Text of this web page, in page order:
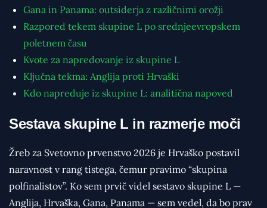
Gana in Panama: outsiderja z različnimi orožji
Razpored tekem skupine L po srednjeevropskem
poletnem času
Kvote za napredovanje iz skupine L
Ključna tekma: Anglija proti Hrvaški
Kdo napreduje iz skupine L: analitična napoved
Sestava skupine L in razmerje moči
Žreb za Svetovno prvenstvo 2026 je Hrvaško postavil
naravnost v rang tistega, čemur pravimo “skupina
polfinalistov”. Ko sem prvič videl sestavo skupine L —
Anglija, Hrvaška, Gana, Panama — sem vedel, da bo prav